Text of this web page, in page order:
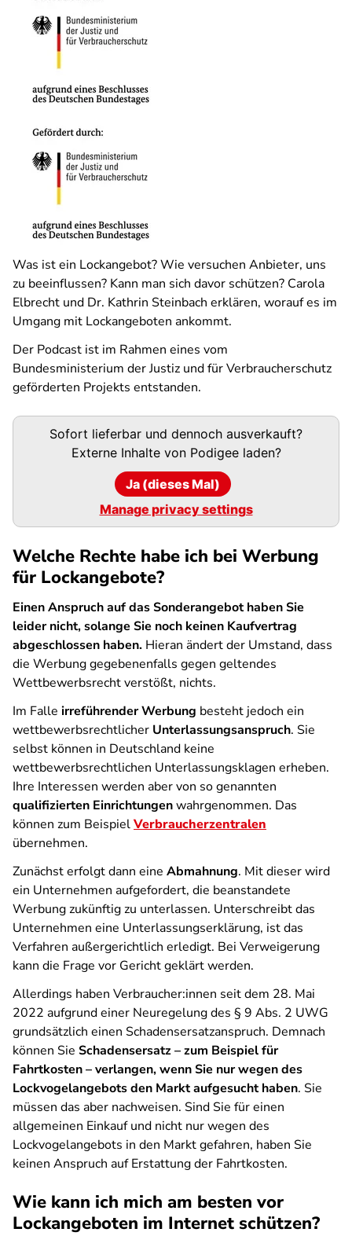
Was ist ein Lockangebot? Wie versuchen Anbieter, uns
zu beeinflussen? Kann man sich davor schützen? Carola
Elbrecht und Dr. Kathrin Steinbach erklären, worauf es im
Umgang mit Lockangeboten ankommt.
Der Podcast ist im Rahmen eines vom
Bundesministerium der Justiz und für Verbraucherschutz
geförderten Projekts entstanden.
Podigee-Sofort lieferbar und dennoch ausverkauft?
Externe Inhalte von Podigeeladen?
Ja (dieses Mal)
Manage privacy settings
Welche Rechte habe ich bei Werbung
für Lockangebote?
Einen Anspruch auf das Sonderangebot haben Sie
leider nicht, solange Sie noch keinen Kaufvertrag
abgeschlossen haben. Hieran ändert der Umstand, dass
die Werbung gegebenenfalls gegen geltendes
Wettbewerbsrecht verstößt, nichts.
Im Falle irreführender Werbung besteht jedoch ein
wettbewerbsrechtlicher Unterlassungsanspruch. Sie
selbst können in Deutschland keine
wettbewerbsrechtlichen Unterlassungsklagen erheben.
Ihre Interessen werden aber von so genannten
qualifizierten Einrichtungenwahrgenommen. Das
können zum BeispielVerbraucherzentralen
übernehmen.
Zunächst erfolgt dann eine Abmahnung. Mit dieser wird
ein Unternehmen aufgefordert, die beanstandete
Werbung zukünftig zu unterlassen. Unterschreibt das
Unternehmen eine Unterlassungserklärung, ist das
Verfahren außergerichtlich erledigt. Bei Verweigerung
kann die Frage vor Gericht geklärt werden.
Allerdings haben Verbraucher:innen seit dem 28. Mai
2022 aufgrund einer Neuregelung des § 9 Abs. 2 UWG
grundsätzlich einen Schadensersatzanspruch. Demnach
können Sie Schadensersatz – zum Beispiel für
Fahrtkosten – verlangen, wenn Sie nur wegen des
Lockvogelangebots den Markt aufgesucht haben. Sie
müssen das aber nachweisen. Sind Sie für einen
allgemeinen Einkauf und nicht nur wegen des
Lockvogelangebots in den Markt gefahren, haben Sie
keinen Anspruch auf Erstattung der Fahrtkosten.
Wie kann ich mich am besten vor
Lockangeboten im Internet schützen?